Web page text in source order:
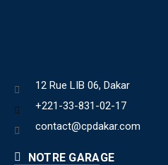
12 Rue LIB 06, Dakar
+221-33-831-02-17
contact@cpdakar.com
NOTRE GARAGE